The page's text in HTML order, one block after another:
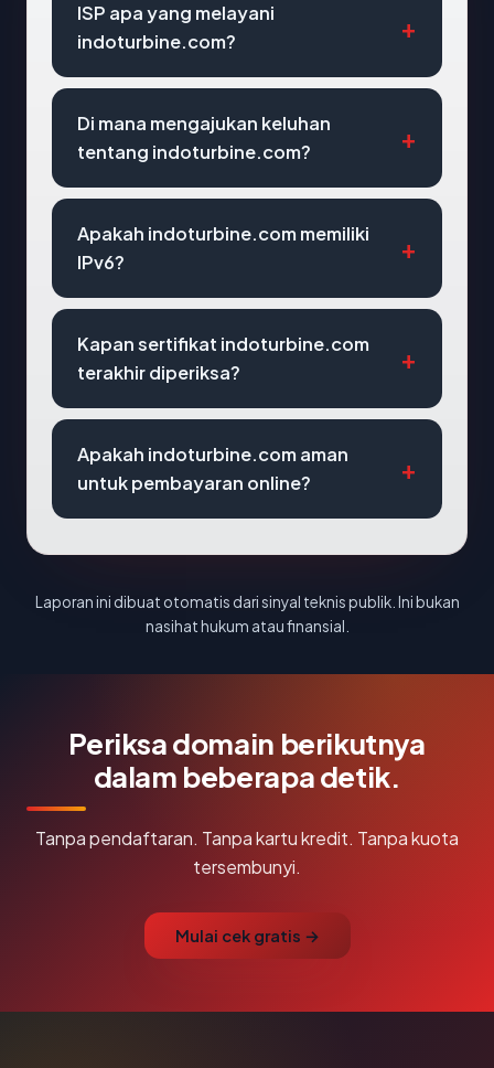
ISP apa yang melayani
indoturbine.com?
Di mana mengajukan keluhan
tentang indoturbine.com?
Apakah indoturbine.com memiliki
IPv6?
Kapan sertifikat indoturbine.com
terakhir diperiksa?
Apakah indoturbine.com aman
untuk pembayaran online?
Laporan ini dibuat otomatis dari sinyal teknis publik. Ini bukan
nasihat hukum atau finansial.
Periksa domain berikutnya
dalam beberapa detik.
Tanpa pendaftaran. Tanpa kartu kredit. Tanpa kuota
tersembunyi.
Mulai cek gratis →